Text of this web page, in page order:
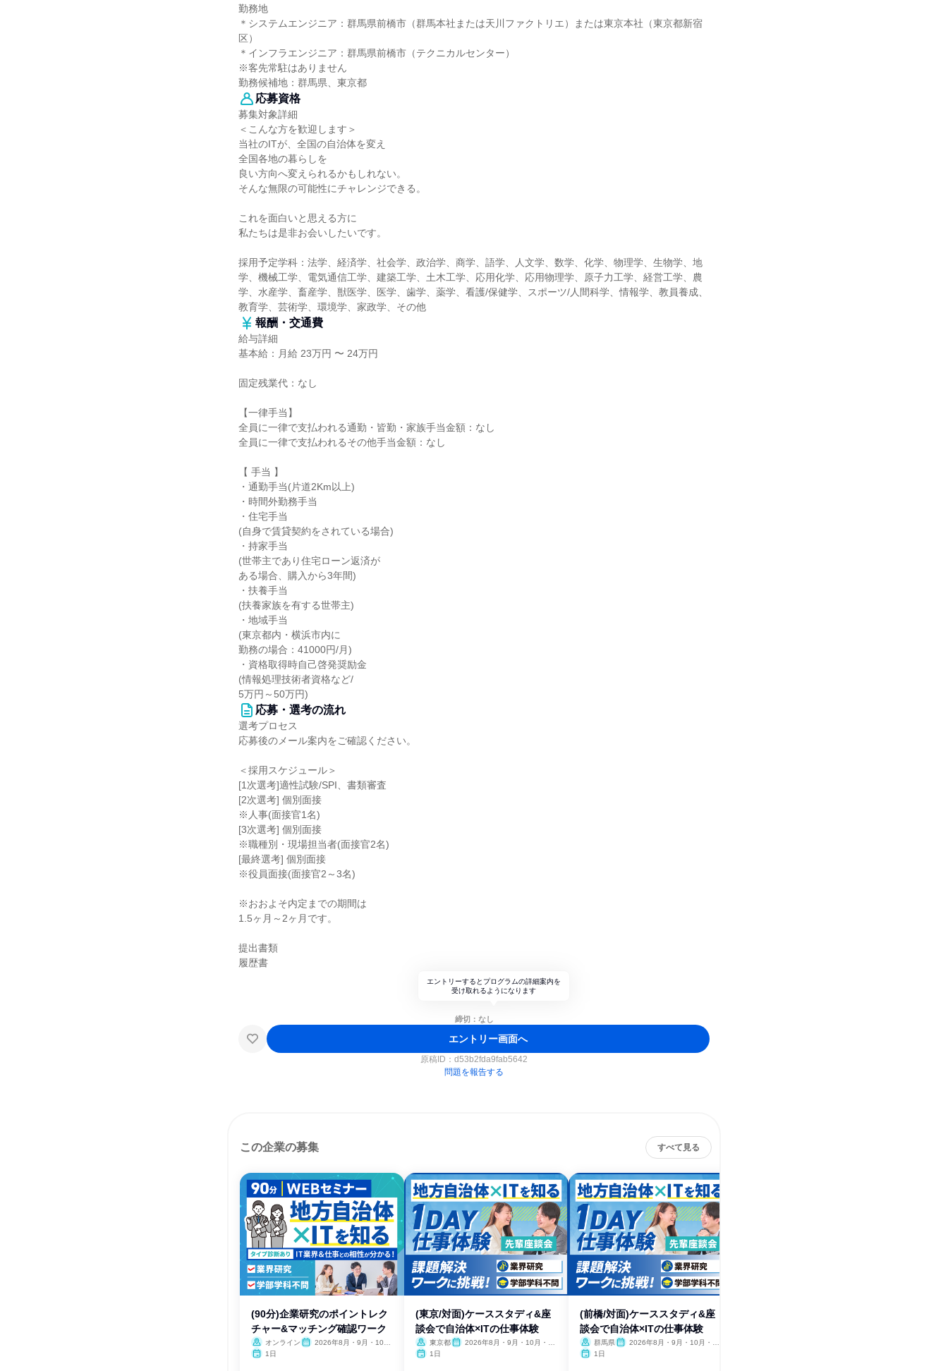
勤務地
＊システムエンジニア：群馬県前橋市（群馬本社または天川ファクトリエ）または東京本社（東京都新宿
区）
＊インフラエンジニア：群馬県前橋市（テクニカルセンター）
※客先常駐はありません
勤務候補地：群馬県、東京都
応募資格
募集対象詳細
＜こんな方を歓迎します＞
当社のITが、全国の自治体を変え
全国各地の暮らしを
良い方向へ変えられるかもしれない。
そんな無限の可能性にチャレンジできる。
これを面白いと思える方に
私たちは是非お会いしたいです。
採用予定学科：法学、経済学、社会学、政治学、商学、語学、人文学、数学、化学、物理学、生物学、地
学、機械工学、電気通信工学、建築工学、土木工学、応用化学、応用物理学、原子力工学、経営工学、農
学、水産学、畜産学、獣医学、医学、歯学、薬学、看護/保健学、スポーツ/人間科学、情報学、教員養成、
教育学、芸術学、環境学、家政学、その他
報酬・交通費
給与詳細
基本給：月給 23万円 〜 24万円
固定残業代：なし
【一律手当】
全員に一律で支払われる通勤・皆勤・家族手当金額：なし
全員に一律で支払われるその他手当金額：なし
【 手当 】
・通勤手当(片道2Km以上)
・時間外勤務手当
・住宅手当
(自身で賃貸契約をされている場合)
・持家手当
(世帯主であり住宅ローン返済が
ある場合、購入から3年間)
・扶養手当
(扶養家族を有する世帯主)
・地域手当
(東京都内・横浜市内に
勤務の場合：41000円/月)
・資格取得時自己啓発奨励金
(情報処理技術者資格など/
5万円～50万円)
応募・選考の流れ
選考プロセス
応募後のメール案内をご確認ください。
＜採用スケジュール＞
[1次選考]適性試験/SPI、書類審査
[2次選考] 個別面接
※人事(面接官1名)
[3次選考] 個別面接
※職種別・現場担当者(面接官2名)
[最終選考] 個別面接
※役員面接(面接官2～3名)
※おおよそ内定までの期間は
1.5ヶ月～2ヶ月です。
提出書類
履歴書
エントリーするとプログラムの詳細案内を
受け取れるようになります
締切：なし
エントリー画面へ
原稿ID： d53b2fda9fab5642
問題を報告する
この企業の募集 すべて見る
(90分)企業研究のポイントレク
チャー&マッチング確認ワーク
オンライン
2026年8月・9月・10
1日
(東京/対面)ケーススタディ&座
談会で自治体×ITの仕事体験
東京都
2026年8月・9月・10月・11
1日
(前橋/対面)ケーススタディ&座
談会で自治体×ITの仕事体験
群馬県
2026年8月・9月・10月・11
1日